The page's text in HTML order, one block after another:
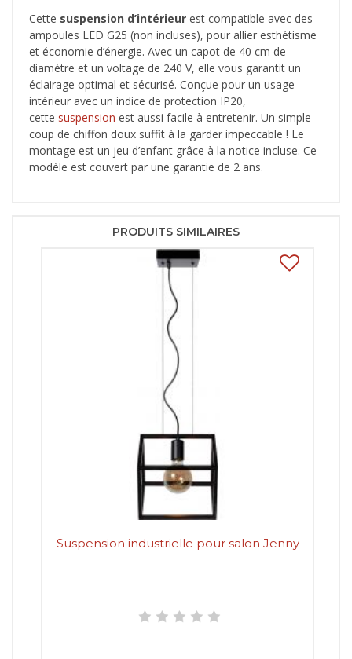
Cette suspension d’intérieur est compatible avec des
ampoules LED G25 (non incluses), pour allier esthétisme
et économie d’énergie. Avec un capot de 40 cm de
diamètre et un voltage de 240 V, elle vous garantit un
éclairage optimal et sécurisé. Conçue pour un usage
intérieur avec un indice de protection IP20,
cette suspension est aussi facile à entretenir. Un simple
coup de chiffon doux suffit à la garder impeccable ! Le
montage est un jeu d’enfant grâce à la notice incluse. Ce
modèle est couvert par une garantie de 2 ans.
PRODUITS SIMILAIRES
Suspension industrielle pour salon Jenny